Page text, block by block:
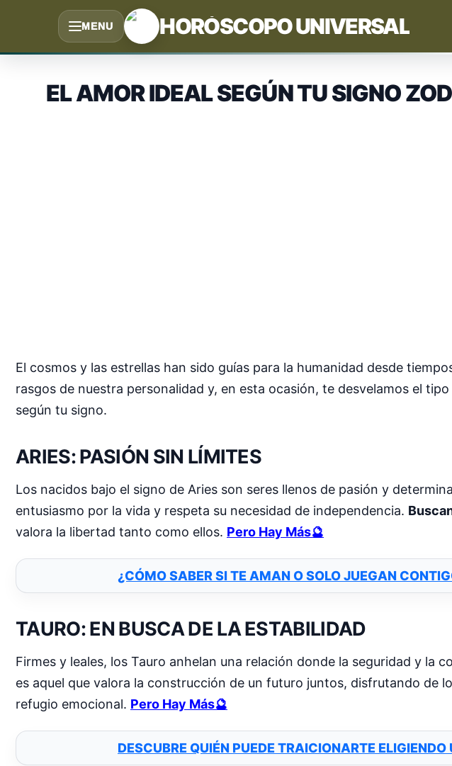
contenido
MENU HORÓSCOPO UNIVERSAL
EL AMOR IDEAL SEGÚN TU SIGNO
El cosmos y las estrellas han sido guías para la humanidad desde
rasgos de nuestra personalidad y, en esta ocasión, te desvelamos el
según tu signo.
ARIES:PASIÓN SIN LÍMITES
Los nacidos bajo el signo de Aries son seres llenos de pasión y
entusiasmo por la vida y respeta su necesidad de independencia.
valora la libertad tanto como ellos. Pero Hay Más🔮
¿CÓMO SABER SI TE AMAN O SOLO JUEGAN
TAURO: EN BUSCA DE LA ESTABILIDAD
Firmes y leales, los Tauro anhelan una relación donde la seguridad y la
es aquel que valora la construcción de un futuro juntos, disfrutando de
refugio emocional. Pero Hay Más🔮
DESCUBRE QUIÉN PUEDE TRAICIONARTE